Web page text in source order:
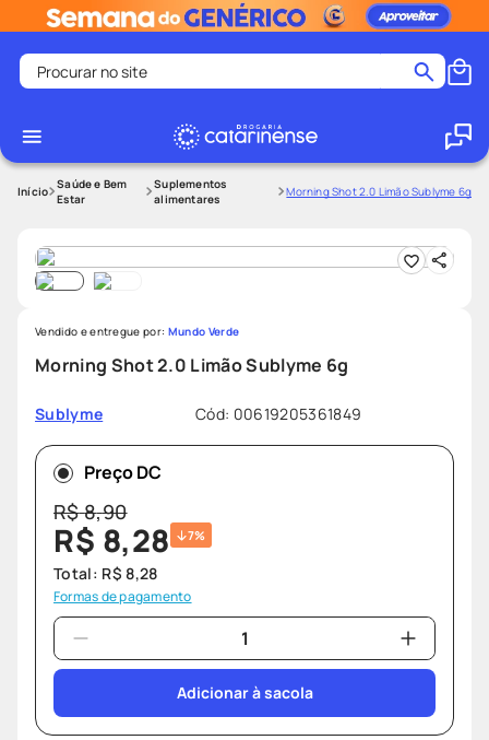
Procurar no site
1
2 º
medley
4º
shampoo
5º
tadalafila
6
lenço umedecido
7º
ozivy
9º
fralda pampers
10
º teste gravidez
Saúde e Bem
Estar
Suplementos
alimentares
Morning Shot 2.0 Limão Sublyme 6g
Morning Shot 2.0 Limão Sublyme 6g
Sublyme Cód: 00619205361849
Vendido e entregue por: Mundo Verde
Preço DC
R$8,90
R$ 8,28 7%
Total: R$ 8,28
Formas de pagamento
Adicionar à sacola